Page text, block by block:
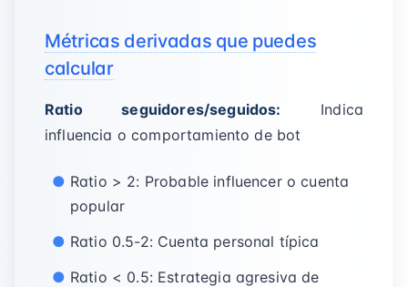
Métricas derivadas que puedes
calcular
Ratio seguidores/seguidos: Indica
influencia o comportamiento de bot
Ratio > 2: Probable influencer o cuenta
popular
Ratio 0.5-2: Cuenta personal típica
Ratio < 0.5: Estrategia agresiva de